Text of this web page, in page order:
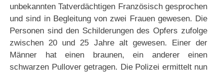
unbekannten Tatverdächtigen Französisch gesprochen
und sind in Begleitung von zwei Frauen gewesen. Die
Personen sind den Schilderungen des Opfers zufolge
zwischen 20 und 25 Jahre alt gewesen. Einer der
Männer hat einen braunen, ein anderer einen
schwarzen Pullover getragen. Die Polizei ermittelt nun